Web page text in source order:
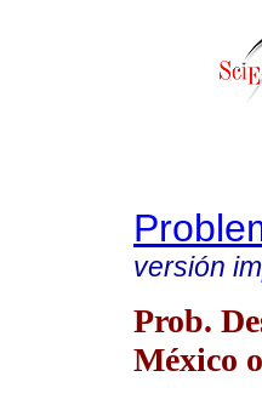
versión
Prob.
México